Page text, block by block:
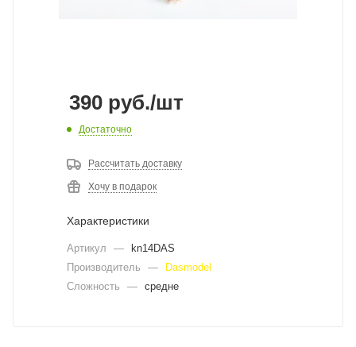
390 руб./шт
Достаточно
Рассчитать доставку
Хочу в подарок
Характеристики
Артикул — kn14DAS
Производитель
—
Dasmodel
Сложность
— средне